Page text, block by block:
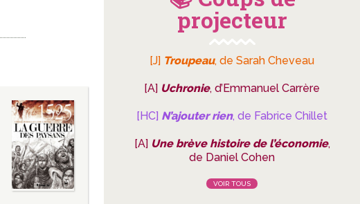
projecteur
[J] Troupeau, de Sarah Cheveau
[A] Uchronie, d’Emmanuel Carrère
[HC] N’ajouter rien, de Fabrice Chillet
[A] Une brève histoire de l’économie,
de Daniel Cohen
VOIR TOUS